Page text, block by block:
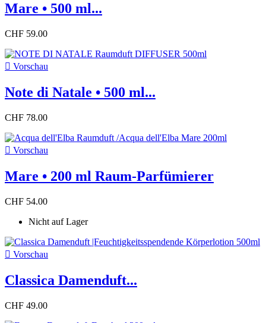
Mare • 500 ml...
CHF 59.00
 Vorschau
Note di Natale • 500 ml...
CHF 78.00
 Vorschau
Mare • 200 ml Raum-Parfümierer
CHF 54.00
Nicht auf Lager
 Vorschau
Classica Damenduft...
CHF 49.00